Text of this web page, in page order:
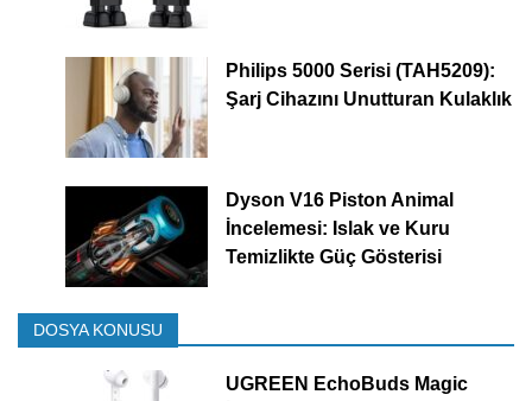
Philips 5000 Serisi (TAH5209):
Şarj Cihazını Unutturan Kulaklık
Dyson V16 Piston Animal
İncelemesi: Islak ve Kuru
Temizlikte Güç Gösterisi
DOSYA KONUSU
UGREEN EchoBuds Magic